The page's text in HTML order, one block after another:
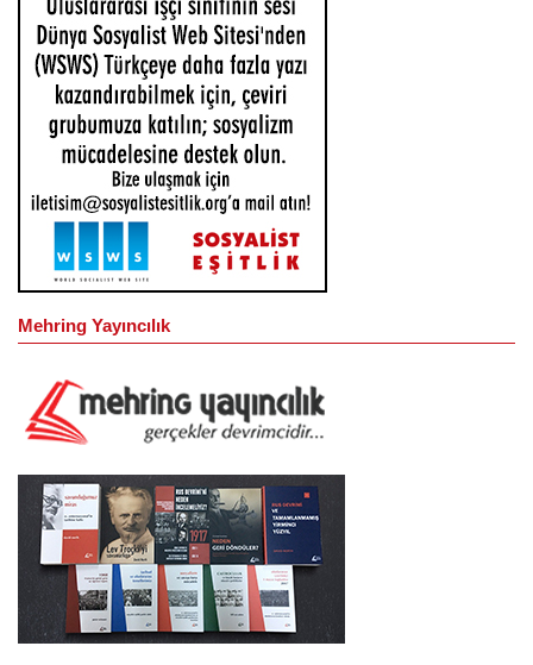
Mehring Yayıncılık